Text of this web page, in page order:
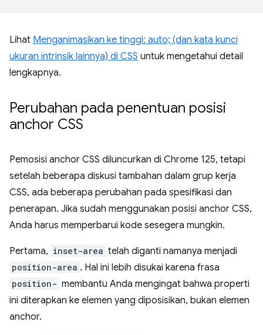
Lihat Menganimasikan ke tinggi: auto; (dan kata kunci
ukuran intrinsik lainnya) di CSS untuk mengetahui detail
lengkapnya.
Perubahan pada penentuan posisi
anchor CSS
Pemosisi anchor CSS diluncurkan di Chrome 125, tetapi
setelah beberapa diskusi tambahan dalam grup kerja
CSS, ada beberapa perubahan pada spesifikasi dan
penerapan. Jika sudah menggunakan posisi anchor CSS,
Anda harus memperbarui kode sesegera mungkin.
Pertama, inset-area telah diganti namanya menjadi
position-area . Hal ini lebih disukai karena frasa
position- membantu Anda mengingat bahwa properti
ini diterapkan ke elemen yang diposisikan, bukan elemen
anchor.